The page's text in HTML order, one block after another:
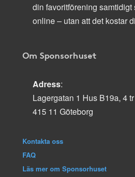
din favoritförening
online – utan att det kostar
Om Sponsorhuset
Adress:
Lagergatan 1 Hus B19a, 4 tr
415 11 Göteborg
Kontakta oss
FAQ
Läs mer om Sponsorhuset